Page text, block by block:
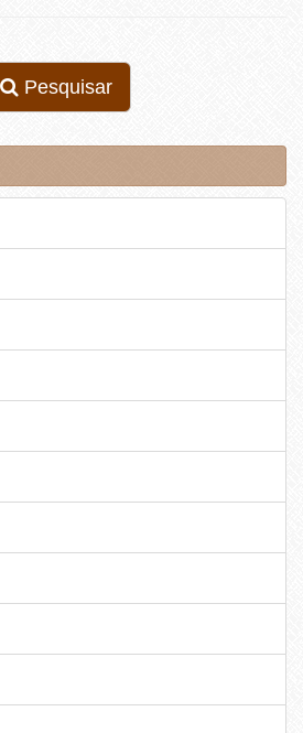
Pesquisar